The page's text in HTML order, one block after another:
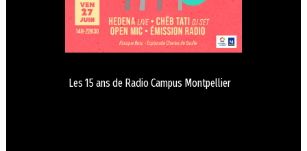
Les 15 ans de Radio Campus Montpellier